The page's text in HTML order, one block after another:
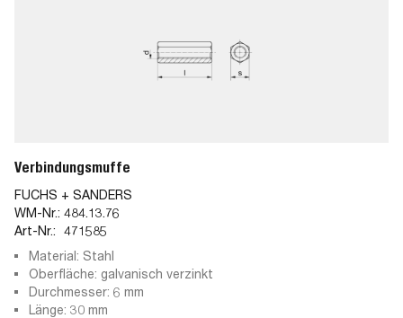
Verbindungsmuffe
FUCHS + SANDERS
WM-Nr.: 484.13.76
Art-Nr.: 471585
Material: Stahl
Oberfläche: galvanisch verzinkt
Durchmesser: 6 mm
Länge: 30 mm